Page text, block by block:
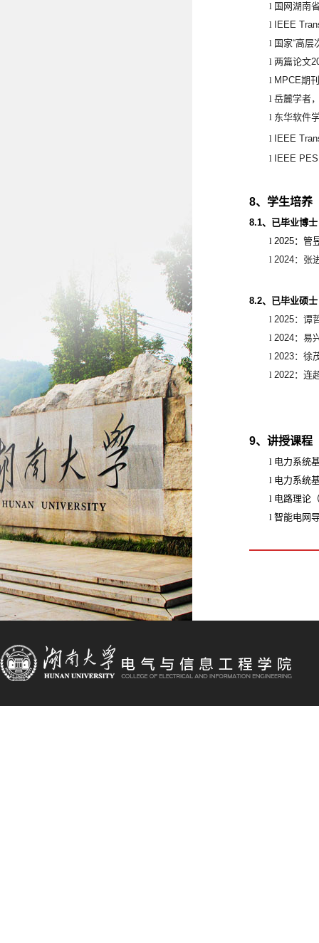
l 国网湖南
l IEEE
l 国家“高层
l 两篇论文
l MPCE期
l 岳麓学者
l 东华软件
l IEEE
l IEEE
8、学生培养
8.1、已毕业博士
l 2025：管
l 2024：张
8.2、已毕业硕士
l 2025：谭
l 2024：易
l 2023：徐
l 2022：连
9、讲授课程
l 电力系统
l 电力系统
l 电路理论
l 智能电网